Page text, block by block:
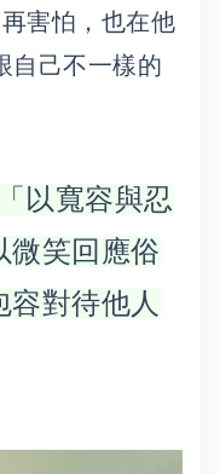
害怕，也在他
自己不一樣的
以寬容與忍
微笑回應俗
容對待他人